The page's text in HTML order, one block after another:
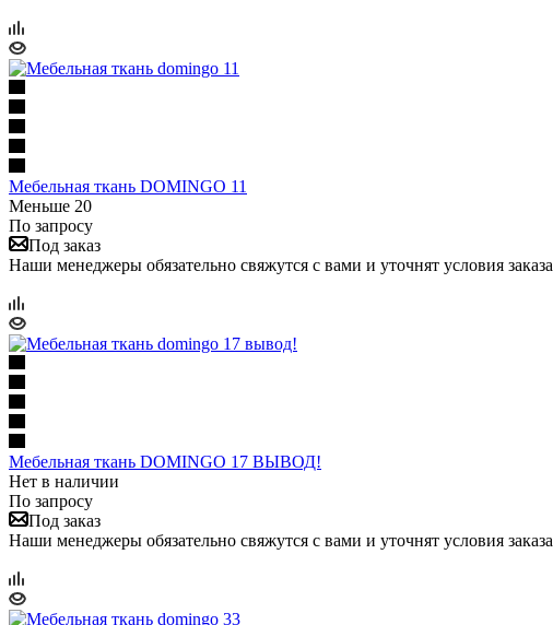
Мебельная ткань DOMINGO 11
Меньше 20
По запросу
Под заказ
Наши менеджеры обязательно свяжутся с вами и уточнят условия заказа
Мебельная ткань DOMINGO 17 ВЫВОД!
Нет в наличии
По запросу
Под заказ
Наши менеджеры обязательно свяжутся с вами и уточнят условия заказа